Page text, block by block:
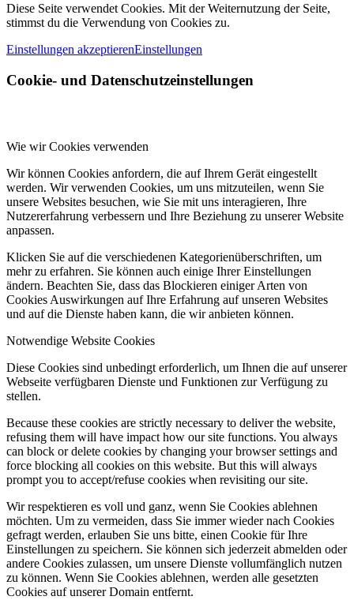
Diese Seite verwendet Cookies. Mit der Weiternutzung der Seite,
stimmst du die Verwendung von Cookies zu.
Einstellungen akzeptierenEinstellungen
Cookie- und Datenschutzeinstellungen
Wie wir Cookies verwenden
Wir können Cookies anfordern, die auf Ihrem Gerät eingestellt
werden. Wir verwenden Cookies, um uns mitzuteilen, wenn Sie
unsere Websites besuchen, wie Sie mit uns interagieren, Ihre
Nutzererfahrung verbessern und Ihre Beziehung zu unserer Website
anpassen.
Klicken Sie auf die verschiedenen Kategorienüberschriften, um
mehr zu erfahren. Sie können auch einige Ihrer Einstellungen
ändern. Beachten Sie, dass das Blockieren einiger Arten von
Cookies Auswirkungen auf Ihre Erfahrung auf unseren Websites
und auf die Dienste haben kann, die wir anbieten können.
Notwendige Website Cookies
Diese Cookies sind unbedingt erforderlich, um Ihnen die auf unserer
Webseite verfügbaren Dienste und Funktionen zur Verfügung zu
stellen.
Because these cookies are strictly necessary to deliver the website,
refusing them will have impact how our site functions. You always
can block or delete cookies by changing your browser settings and
force blocking all cookies on this website. But this will always
prompt you to accept/refuse cookies when revisiting our site.
Wir respektieren es voll und ganz, wenn Sie Cookies ablehnen
möchten. Um zu vermeiden, dass Sie immer wieder nach Cookies
gefragt werden, erlauben Sie uns bitte, einen Cookie für Ihre
Einstellungen zu speichern. Sie können sich jederzeit abmelden oder
andere Cookies zulassen, um unsere Dienste vollumfänglich nutzen
zu können. Wenn Sie Cookies ablehnen, werden alle gesetzten
Cookies auf unserer Domain entfernt.